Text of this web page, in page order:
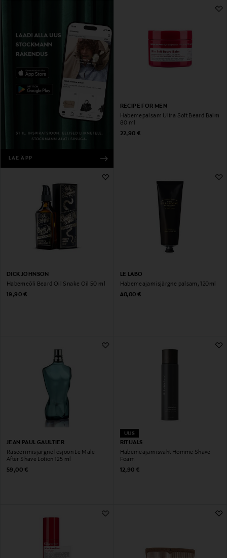
LAE ÄPP
RECIPE FOR MEN
Habemepalsam Ultra Soft Beard Balm
80 ml
Original Price
22,90 €
DICK JOHNSON
Habemeõli Beard Oil Snake Oil 50 ml
Original Price
19,90 €
LE LABO
Habemeajamisjärgne palsam, 120ml
Original Price
40,00 €
JEAN PAUL GAULTIER
Raseerimisjärgne losjoon Le Male
After Shave Lotion 125 ml
Original Price
59,00 €
UUS
RITUALS
Habemeajamisvaht Homme Shave
Foam
Original Price
12,90 €